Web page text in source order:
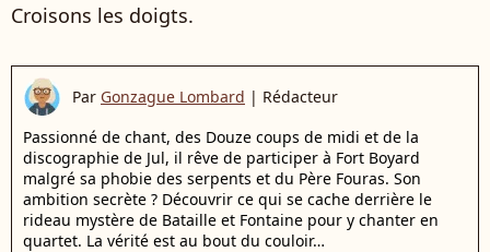
Croisons les doigts.
Par Gonzague Lombard | Rédacteur
Passionné de chant, des Douze coups de midi et de la
discographie de Jul, il rêve de participer à Fort Boyard
malgré sa phobie des serpents et du Père Fouras. Son
ambition secrète ? Découvrir ce qui se cache derrière le
rideau mystère de Bataille et Fontaine pour y chanter en
quartet. La vérité est au bout du couloir…